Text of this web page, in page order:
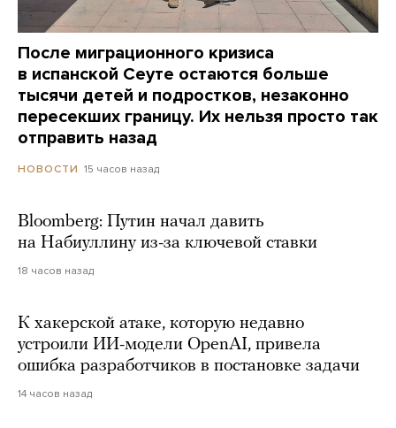
После миграционного кризиса
в испанской Сеуте остаются больше
тысячи детей и подростков, незаконно
пересекших границу. Их нельзя просто так
отправить назад
НОВОСТИ 15 часов назад
Bloomberg: Путин начал давить
на Набиуллину из-за ключевой ставки
18 часов назад
К хакерской атаке, которую недавно
устроили ИИ-модели OpenAI, привела
ошибка разработчиков в постановке задачи
14 часов назад